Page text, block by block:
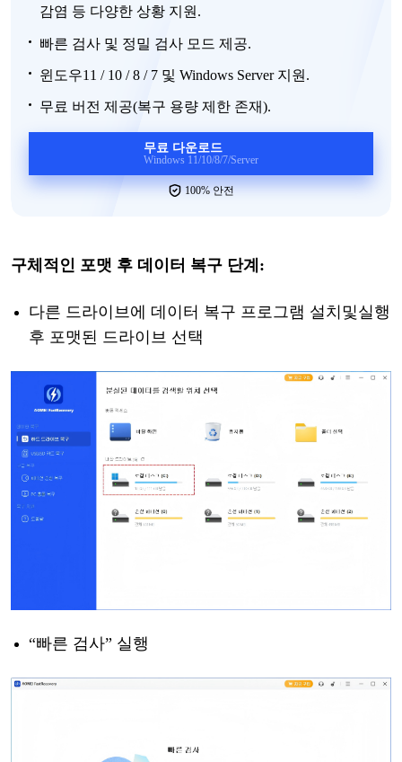
감염 등 다양한 상황 지원.
빠른 검사 및 정밀 검사 모드 제공.
윈도우11 / 10 / 8 / 7 및 Windows Server 지원.
무료 버전 제공(복구 용량 제한 존재).
무료 다운로드
Windows 11/10/8/7/Server
100% 안전
구체적인 포맷 후 데이터 복구 단계 :
다른 드라이브에 데이터 복구 프로그램 설치 및실행
후 포맷된 드라이브 선택
“빠른 검사” 실행